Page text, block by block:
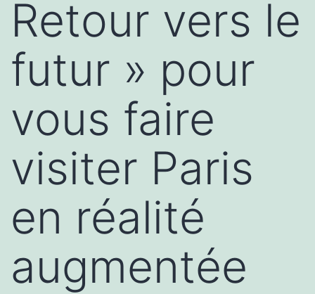
Retour vers le
futur » pour
vous faire
visiter Paris
en réalité
augmentée